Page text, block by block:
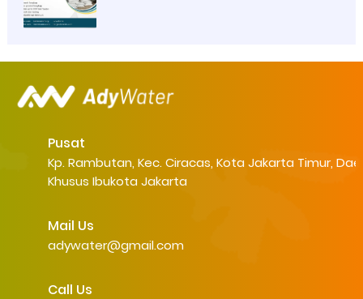
Pusat
Kp. Rambutan, Kec. Ciracas, Kota Jakarta Timur,
Khusus Ibukota Jakarta
Mail Us
adywater@gmail.com
Call Us